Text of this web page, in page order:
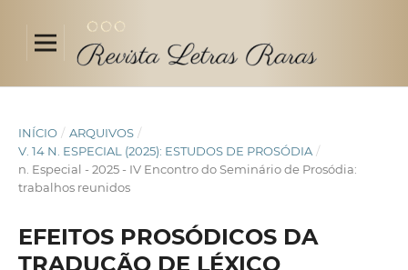
INÍCIO / ARQUIVOS /
V. 14 N. ESPECIAL (2025): ESTUDOS DE PROSÓDIA /
n. Especial - 2025 - IV Encontro do Seminário de Prosódia:
trabalhos reunidos
EFEITOS PROSÓDICOS DA
TRADUÇÃO DE LÉXICO